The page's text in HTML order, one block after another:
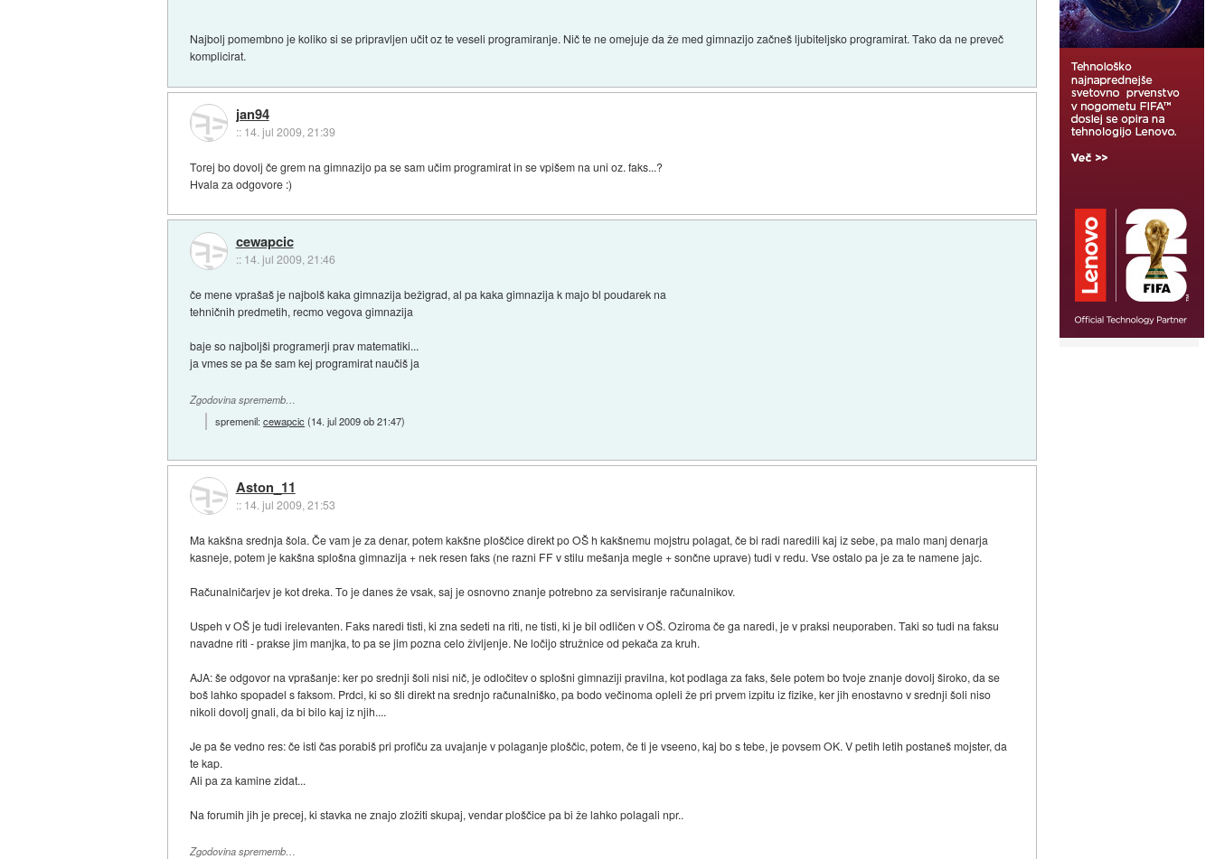
Najbolj pomembno je koliko si se pripravljen učit oz te veseli programiranje. Nič te ne omejuje da že med gimnazijo začneš ljubiteljsko programirat. Tako da ne preveč
komplicirat.
jan94
:: 14. jul 2009, 21:39
Torej bo dovolj če grem na gimnazijo pa se sam učim programirat in se vpišem na uni oz. faks...?
Hvala za odgovore :)
cewapcic
:: 14. jul 2009, 21:46
če mene vprašaš je najbolš kaka gimnazija bežigrad, al pa kaka gimnazija k majo bl poudarek na
tehničnih predmetih, recmo vegova gimnazija
baje so najboljši programerji prav matematiki...
ja vmes se pa še sam kej programirat naučiš ja
Zgodovina sprememb…
spremenil:cewapcic (14. jul 2009 ob 21:47)
Aston_11
:: 14. jul 2009, 21:53
Ma kakšna srednja šola. Če vam je za denar, potem kakšne ploščice direkt po OŠ h kakšnemu mojstru polagat, če bi radi naredili kaj iz sebe, pa malo manj denarja
kasneje, potem je kakšna splošna gimnazija + nek resen faks (ne razni FF v stilu mešanja megle + sončne uprave) tudi v redu. Vse ostalo pa je za te namene jajc.
Računalničarjev je kot dreka. To je danes že vsak, saj je osnovno znanje potrebno za servisiranje računalnikov.
Uspeh v OŠ je tudi irelevanten. Faks naredi tisti, ki zna sedeti na riti, ne tisti, ki je bil odličen v OŠ. Oziroma če ga naredi, je v praksi neuporaben. Taki so tudi na faksu
navadne riti - prakse jim manjka, to pa se jim pozna celo življenje. Ne ločijo stružnice od pekača za kruh.
AJA: še odgovor na vprašanje: ker po srednji šoli nisi nič, je odločitev o splošni gimnaziji pravilna, kot podlaga za faks, šele potem bo tvoje znanje dovolj široko, da se
boš lahko spopadel s faksom. Prdci, ki so šli direkt na srednjo računalniško, pa bodo večinoma opleli že pri prvem izpitu iz fizike, ker jih enostavno v srednji šoli niso
nikoli dovolj gnali, da bi bilo kaj iz njih....
Je pa še vedno res: če isti čas porabiš pri profiču za uvajanje v polaganje ploščic, potem, če ti je vseeno, kaj bo s tebe, je povsem OK. V petih letih postaneš mojster, da
te kap.
Ali pa za kamine zidat...
Na forumih jih je precej, ki stavka ne znajo zložiti skupaj, vendar ploščice pa bi že lahko polagali npr..
Zgodovina sprememb…